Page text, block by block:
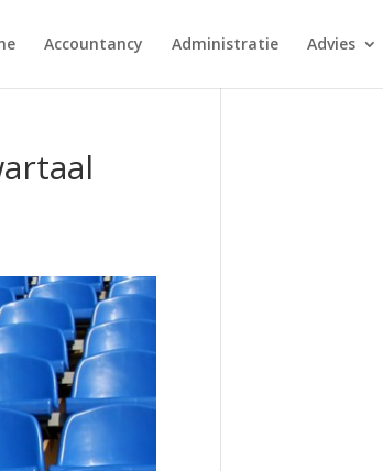
Accountancy Administratie Advies